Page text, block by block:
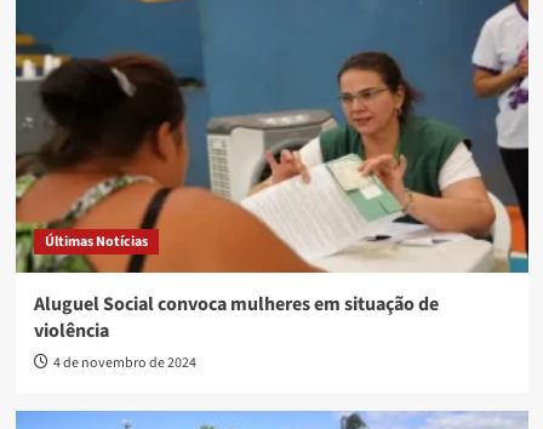
Últimas Notícias
Aluguel Social convoca mulheres em situação de
violência
4 de novembro de 2024